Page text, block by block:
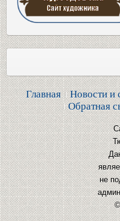
Главная Новости и
Обратная
не